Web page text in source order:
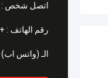
اتصل شخص :
رقم الهاتف : +86 18930254719
الـ (واتس اب)